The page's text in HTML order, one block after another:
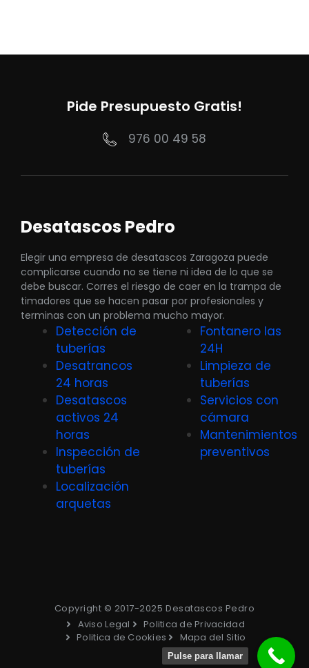
Pide Presupuesto Gratis!
976 00 49 58
Desatascos Pedro
Elegir una empresa de desatascos Zaragoza puede
complicarse cuando no se tiene ni idea de lo que se
debe buscar. Corres el riesgo de caer en la trampa de
timadores que se hacen pasar por profesionales y
terminas con un problema mucho mayor.
Detección de
tuberías
Desatrancos
24 horas
Desatascos
activos 24
horas
Inspección de
tuberías
Localización
arquetas
Fontanero las
24H
Limpieza de
tuberías
Servicios con
cámara
Mantenimientos
preventivos
Copyright © 2017-2025 Desatascos Pedro
Aviso Legal
Politica de Privacidad
Politica de Cookies
Mapa del Sitio
Pulse para llamar